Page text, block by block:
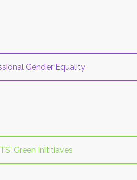
Gender Equality
Green Inititiaves